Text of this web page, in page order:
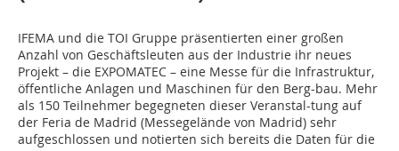
IFEMA und die TOI Gruppe präsentierten einer großen
Anzahl von Geschäftsleuten aus der Industrie ihr neues
Projekt – die EXPOMATEC – eine Messe für die Infra­struktur,
öffentliche Anlagen und Maschinen für den Berg-bau. Mehr
als 150 Teilnehmer begegneten dieser Veranstal-tung auf
der Feria de Madrid (Messegelände von Madrid) sehr
aufgeschlossen und notierten sich bereits die Daten für die